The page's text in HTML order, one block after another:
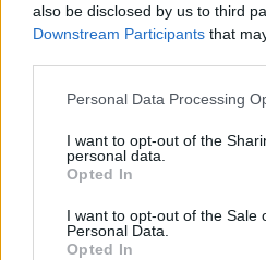
also be disclosed by us to third
Downstream Participants that
Please note that this website/
not limited to your visit or usage
grant or deny consent to Google
use your data for below
consent section.
Personal Data Processing
I want to opt-out of the
personal data.
Opted In
I want to opt-out of the Sale
Personal Data.
Opted In
Νέο βίντεο με τον
Μοτζτάμπα Χαμενεΐ ενώ
φουντώνουν οι φήμες για